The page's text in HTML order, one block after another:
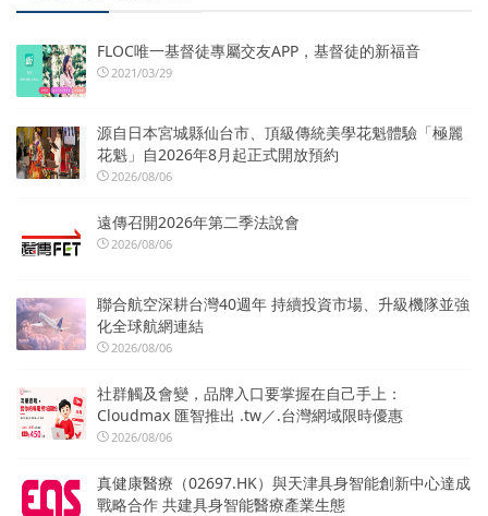
FLOC唯一基督徒專屬交友APP，基督徒的新福音
2021/03/29
源自日本宮城縣仙台市、頂級傳統美學花魁體驗「極麗
花魁」自2026年8月起正式開放預約
2026/08/06
遠傳召開2026年第二季法說會
2026/08/06
聯合航空深耕台灣40週年 持續投資市場、升級機隊並強
化全球航網連結
2026/08/06
社群觸及會變，品牌入口要掌握在自己手上：
Cloudmax 匯智推出 .tw／.台灣網域限時優惠
2026/08/06
真健康醫療（02697.HK）與天津具身智能創新中心達成
戰略合作 共建具身智能醫療產業生態